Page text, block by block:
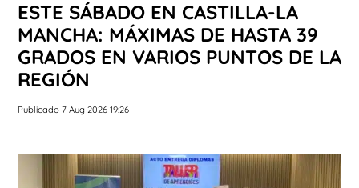
ESTE SÁBADO EN CASTILLA-LA
MANCHA: MÁXIMAS DE HASTA 39
GRADOS EN VARIOS PUNTOS DE LA
REGIÓN
Publicado 7 Aug 2026 19:26